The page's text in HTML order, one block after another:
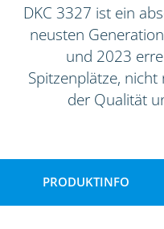
DKC 3327 ist ein
neusten
und 2023
Spitzenplätze,
der Qualität
PRODUKTINFO